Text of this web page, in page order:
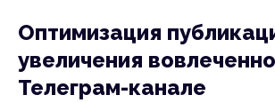
Оптимизация
увеличения
Телеграм-канале